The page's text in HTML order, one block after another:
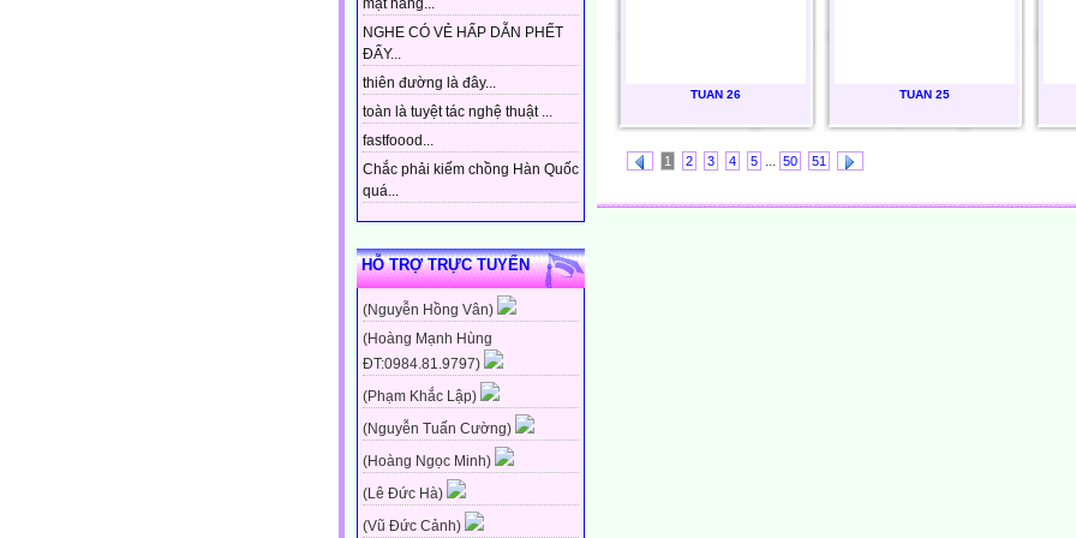
mặt hàng...
NGHE CÓ VẺ HẤP DẪN PHẾT
ĐẤY...
thiên đường là đây...
toàn là tuyệt tác nghệ thuật ...
fastfoood...
Chắc phải kiếm chồng Hàn Quốc
quá...
HỖ TRỢ TRỰC TUYẾN
(Nguyễn Hồng Vân)
(Hoàng Mạnh Hùng
ĐT:0984.81.9797)
(Phạm Khắc Lập)
(Nguyễn Tuấn Cường)
(Hoàng Ngọc Minh)
(Lê Đức Hà)
(Vũ Đức Cảnh)
TUAN 26 TUAN 25
1 2 3 4 5 ... 50 51